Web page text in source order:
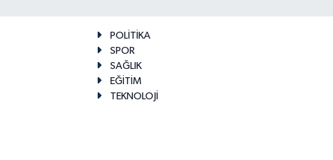
POLİTİKA
SPOR
SAĞLIK
EĞİTİM
TEKNOLOJİ